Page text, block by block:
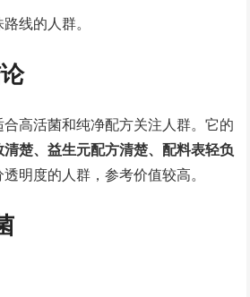
线的人群。
合高活菌和纯净配方关注人群。它的
清楚、益生元配方清楚、配料表轻负
明度的人群，参考价值较高。